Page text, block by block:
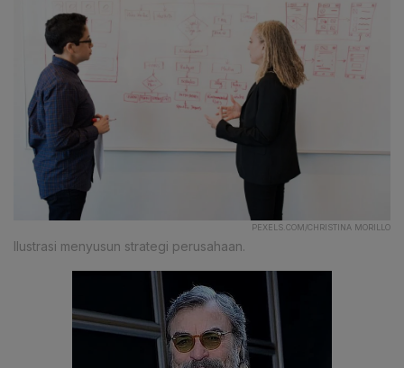
PEXELS.COM/CHRISTINA MORILLO
Ilustrasi menyusun strategi perusahaan.